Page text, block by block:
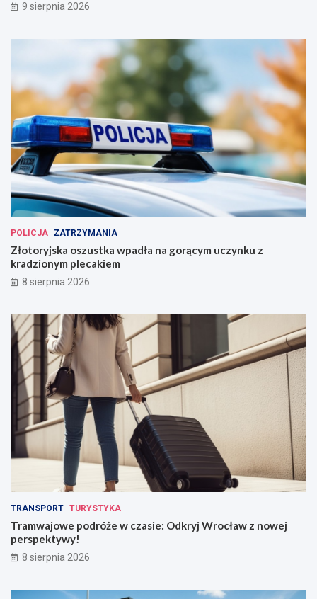
9 sierpnia 2026
POLICJA ZATRZYMANIA
Złotoryjska oszustka wpadła na gorącym uczynku z
kradzionym plecakiem
8 sierpnia 2026
TRANSPORT TURYSTYKA
Tramwajowe podróże w czasie: Odkryj Wrocław z nowej
perspektywy!
8 sierpnia 2026